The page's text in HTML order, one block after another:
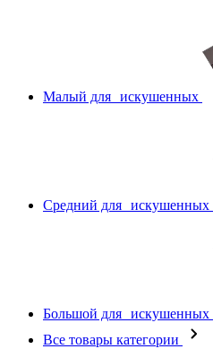
Малый для искушенных
Средний для искушенных
Большой для искушенных
Все товары категории